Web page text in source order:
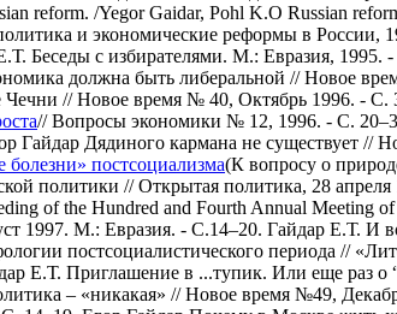
reform. /Yegor Gaidar, Pohl K.O Russian
и экономические реформы в России,
Беседы с избирателями. М.: Евразия, 1995. -
должна быть либеральной // Новое
// Новое время № 40, Октябрь 1996. - С.
// Вопросы экономики № 12, 1996. - С.
Гайдар Дядиного кармана не существует //
болезни» постсоциализма(К вопросу о
политики // Открытая политика, 28 апреля
of the Hundred and Fourth Annual Meeting
1997. М.: Евразия. - С.14–20. Гайдар Е.Т. И
постсоциалистического периода //
Е.Т. Приглашение в ...тупик. Или еще раз о
– «никакая» // Новое время №49,